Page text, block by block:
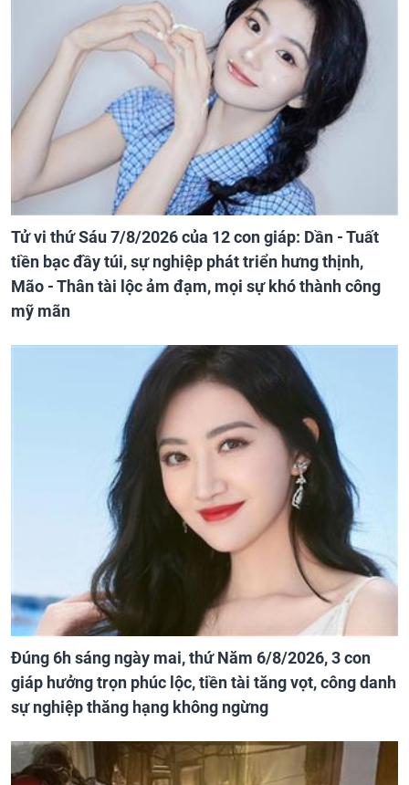
Tử vi thứ Sáu 7/8/2026 của 12 con giáp: Dần - Tuất
tiền bạc đầy túi, sự nghiệp phát triển hưng thịnh,
Mão - Thân tài lộc ảm đạm, mọi sự khó thành công
mỹ mãn
Đúng 6h sáng ngày mai, thứ Năm 6/8/2026, 3 con
giáp hưởng trọn phúc lộc, tiền tài tăng vọt, công danh
sự nghiệp thăng hạng không ngừng